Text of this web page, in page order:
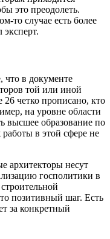
это преодолеть.
то случае есть более
что в документе
той или иной
четко прописано, кто
на уровне области
высшее образование по
в этой сфере не
архитекторы несут
госполитики в
позитивный шаг. Есть
за конкретный